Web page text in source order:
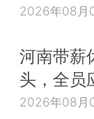
2026年08月
河南带薪
头，全员
2026年08月